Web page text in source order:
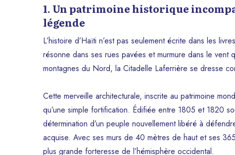
1. Un patrimoine historique
légende
L’histoire d’Haïti n’est pas seulement écrite dans les
résonne dans ses rues pavées et murmure dans le
montagnes du Nord, la Citadelle Laferrière se dresse
Cette merveille architecturale, inscrite au patrimoine
qu’une simple fortification. Édifiée entre 1805 et 1820
détermination d’un peuple nouvellement libéré à
acquise. Avec ses murs de 40 mètres de haut et ses
plus grande forteresse de l’hémisphère occidental.